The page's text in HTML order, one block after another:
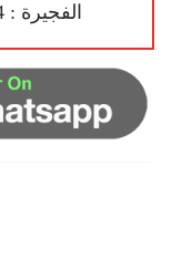
الفجيرة : 0568950034